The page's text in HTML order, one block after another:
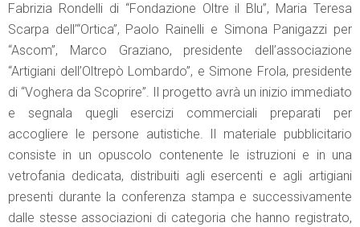
Fabrizia Rondelli di “Fondazione Oltre il Blu”, Maria Teresa
Scarpa dell’“Ortica”, Paolo Rainelli e Simona Panigazzi per
“Ascom”, Marco Graziano, presidente dell’associazione
“Artigiani dell’Oltrepò Lombardo”, e Simone Frola, presidente
di “Voghera da Scoprire”. Il progetto avrà un inizio immediato
e segnala quegli esercizi commerciali preparati per
accogliere le persone autistiche. Il materiale pubblicitario
consiste in un opuscolo contenente le istruzioni e in una
vetrofania dedicata, distribuiti agli esercenti e agli artigiani
presenti durante la conferenza stampa e successivamente
dalle stesse associazioni di categoria che hanno registrato,